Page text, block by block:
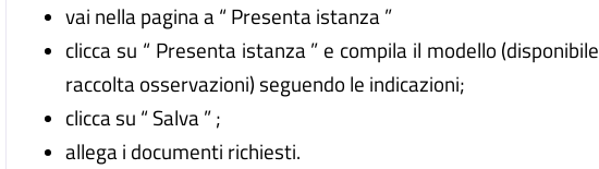
vai nella pagina a “ Presenta istanza ”
clicca su “ Presenta istanza ” e compila il modello
raccolta osservazioni) seguendo le indicazioni;
clicca su “ Salva ” ;
allega i documenti richiesti.